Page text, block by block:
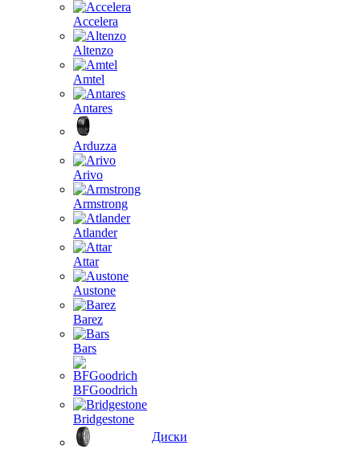
Accelera
Altenzo
Amtel
Antares
Arduzza
Arivo
Armstrong
Atlander
Attar
Austone
Barez
Bars
BFGoodrich
Bridgestone
Диски